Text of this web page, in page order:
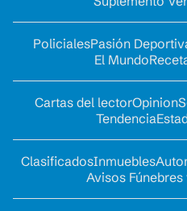
PolicialesPasión
El Mundo
Cartas del lectorOpinion
Tendencia
ClasificadosInmuebles
Avisos